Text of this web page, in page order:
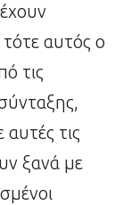
αυτός ο
τις
τις
ξανά με